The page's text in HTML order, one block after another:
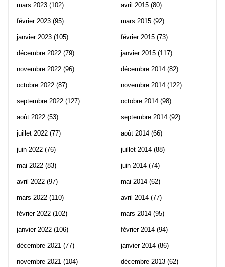
mars 2023 (102)
février 2023 (95)
janvier 2023 (105)
décembre 2022 (79)
novembre 2022 (96)
octobre 2022 (87)
septembre 2022 (127)
août 2022 (53)
juillet 2022 (77)
juin 2022 (76)
mai 2022 (83)
avril 2022 (97)
mars 2022 (110)
février 2022 (102)
janvier 2022 (106)
décembre 2021 (77)
novembre 2021 (104)
avril 2015 (80)
mars 2015 (92)
février 2015 (73)
janvier 2015 (117)
décembre 2014 (82)
novembre 2014 (122)
octobre 2014 (98)
septembre 2014 (92)
août 2014 (66)
juillet 2014 (88)
juin 2014 (74)
mai 2014 (62)
avril 2014 (77)
mars 2014 (95)
février 2014 (94)
janvier 2014 (86)
décembre 2013 (62)